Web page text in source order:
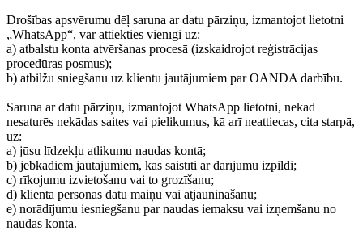
Drošības apsvērumu dēļ saruna ar datu pārziņu, izmantojot lietotni
„WhatsApp“, var attiekties vienīgi uz:
a) atbalstu konta atvēršanas procesā (izskaidrojot reģistrācijas
procedūras posmus);
b) atbilžu sniegšanu uz klientu jautājumiem par OANDA darbību.
Saruna ar datu pārziņu, izmantojot WhatsApp lietotni, nekad
nesaturēs nekādas saites vai pielikumus, kā arī neattiecas, cita starpā,
uz:
a) jūsu līdzekļu atlikumu naudas kontā;
b) jebkādiem jautājumiem, kas saistīti ar darījumu izpildi;
c) rīkojumu izvietošanu vai to grozīšanu;
d) klienta personas datu maiņu vai atjaunināšanu;
e) norādījumu iesniegšanu par naudas iemaksu vai izņemšanu no
naudas konta.